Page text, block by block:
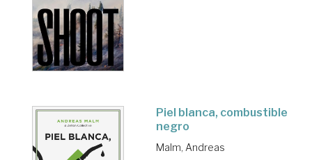
Piel blanca, combustible
negro
Malm, Andreas